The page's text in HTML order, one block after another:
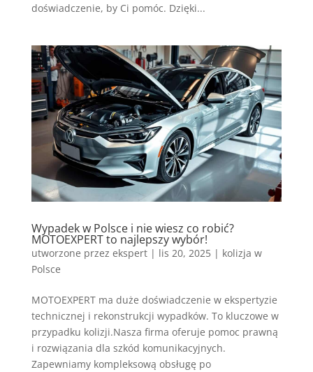
doświadczenie, by Ci pomóc. Dzięki...
Wypadek w Polsce i nie wiesz co robić?
MOTOEXPERT to najlepszy wybór!
utworzone przez ekspert| lis 20, 2025| kolizja w
Polsce
MOTOEXPERT ma duże doświadczenie w ekspertyzie
technicznej i rekonstrukcji wypadków. To kluczowe w
przypadku kolizji.Nasza firma oferuje pomoc prawną
i rozwiązania dla szkód komunikacyjnych.
Zapewniamy kompleksową obsługę po